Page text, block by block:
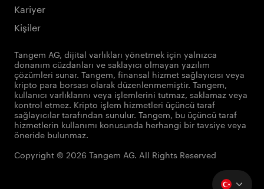
Kariyer
Kişiler
Tangem AG, dijital varlıkları yönetmek için yalnızca
donanım cüzdanları ve saklayıcı olmayan yazılım
çözümleri sunar. Tangem, finansal hizmet sağlayıcısı veya
kripto para borsası olarak düzenlenmemiştir. Tangem,
kullanıcı varlıklarını veya işlemlerini tutmaz, saklamaz veya
kontrol etmez. Kripto işlem hizmetleri üçüncü taraf
sağlayıcılar tarafından sunulur. Tangem, bu üçüncü taraf
hizmetlerin kullanımı konusunda herhangi bir tavsiye veya
öneride bulunmaz.